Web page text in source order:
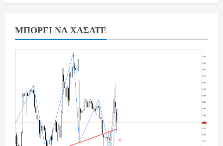
ΜΠΟΡΕΊ ΝΑ ΧΆΣΑΤΕ